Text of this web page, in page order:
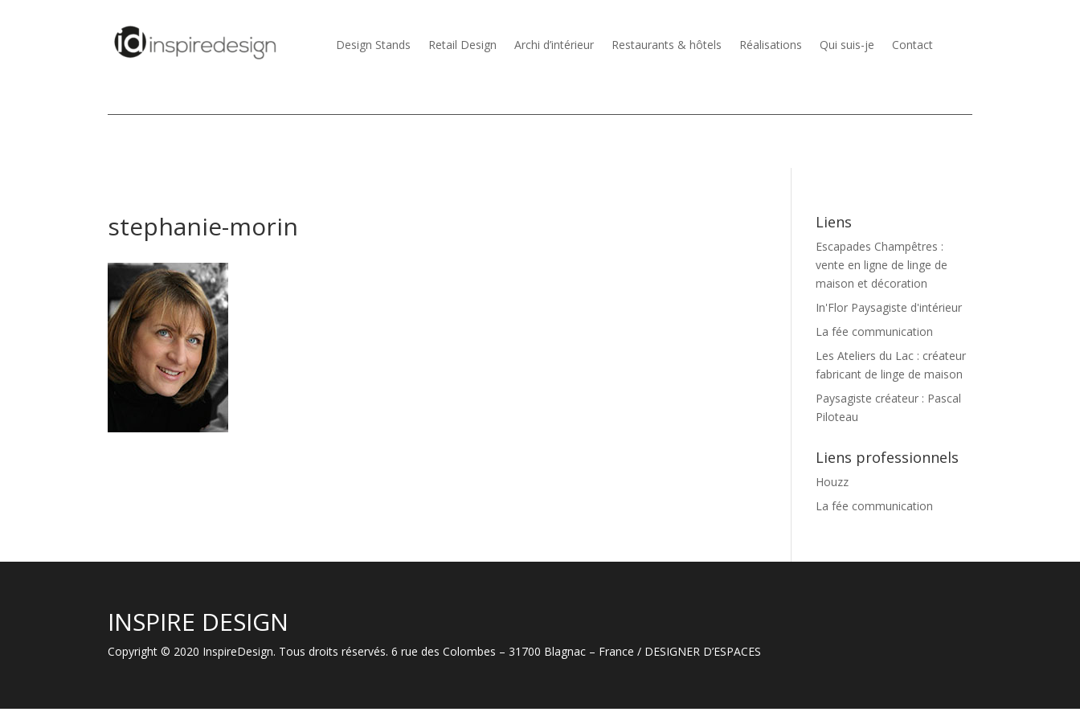
Design Stands Retail Design Archi d’intérieur Restaurants & hôtels Réalisations Qui suis-je Contact
stephanie-morin Liens
Escapades Champêtres :
vente en ligne de linge de
maison et décoration
In'Flor Paysagiste d'intérieur
La fée communication
Les Ateliers du Lac : créateur
fabricant de linge de maison
Paysagiste créateur : Pascal
Piloteau
Liens professionnels
Houzz
La fée communication
INSPIRE DESIGN
Copyright © 2020 InspireDesign. Tous droits réservés. 6 rue des Colombes – 31700 Blagnac – France / DESIGNER D’ESPACES